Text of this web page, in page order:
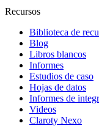
Recursos
Biblioteca de
Blog
Libros blancos
Informes
Estudios de caso
Hojas de datos
Informes de
Videos
Claroty Nexo